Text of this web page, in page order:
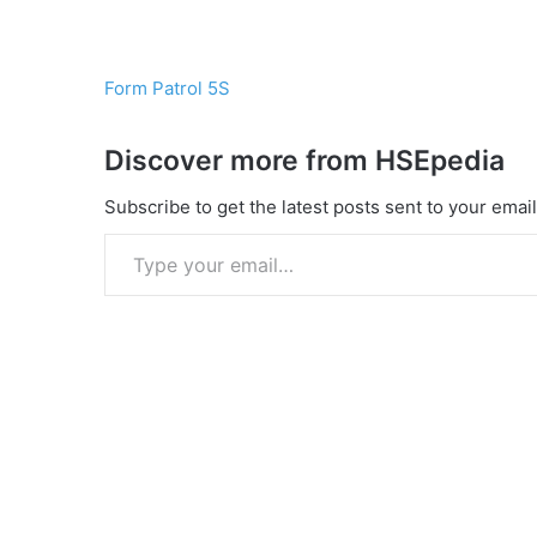
Form Patrol 5S
Discover more from HSEpedia
Subscribe to get the latest posts sent to your
Type your email…